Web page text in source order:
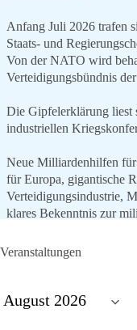
Anfang Juli 2026 trafen
Staats- und
Von der NATO wird
Verteidigungsbündnis
Die Gipfelerklärung liest
industriellen
Neue Milliardenhilfen
für Europa, gigantische
Verteidigungsindustrie,
klares Bekenntnis zur
Veranstaltungen